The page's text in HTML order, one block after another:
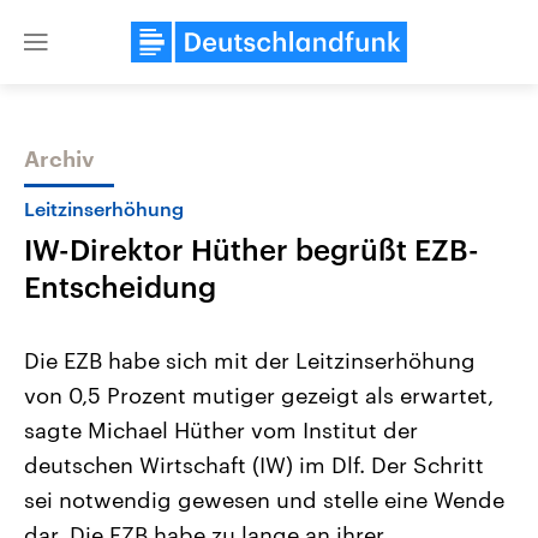
Close
Themen
Landtagswahl Sachsen-Anhalt
2026
Alle Informationen
Sachsen-Anhalt wählt am 6.
September 2026 einen neuen
Landtag. Seit 2021 wird das
Bundesland von einer Koalition aus
USA
Aktuelle Beiträge,
Hintergründe
Wirtschaftlich und
gehören die Vereinigten
den mächtigsten Ländern
mit großem Einfluss auf
Archiv
Leitzinserhöhung
IW-Direktor Hüther begrüßt EZB-
Entscheidung
Die EZB habe sich mit der Leitzinserhöhung
von 0,5 Prozent mutiger gezeigt als erwartet,
sagte Michael Hüther vom Institut der
deutschen Wirtschaft (IW) im Dlf. Der Schritt
sei notwendig gewesen und stelle eine Wende